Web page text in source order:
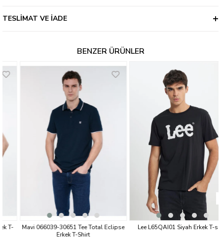
TESLIMAT VE İADE
BENZER ÜRÜNLER
Mavi 066039-30651 Tee Total Eclipse
Erkek T-Shirt
Lee L65QAI01 Siyah Erkek T-shirt
%33